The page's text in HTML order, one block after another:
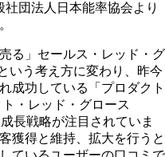
団法人日本能率協会より
る」セールス・レッド・グ
いう考え方に変わり、昨今
成功している「プロダクト
・レッド・グロース
成長戦略が注目されていま
獲得と維持、拡大を行うと